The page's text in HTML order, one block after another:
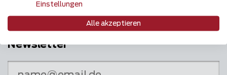
Newsletter
Einstellungen
Alle akzeptieren